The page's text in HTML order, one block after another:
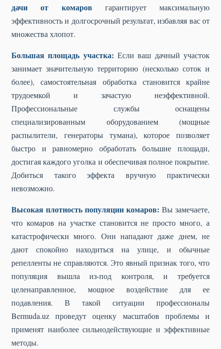
дачи от комаров гарантирует максимальную
эффективность и долгосрочный результат, избавляя вас от
множества хлопот.
Большая площадь участка: Если ваш дачный участок
занимает значительную территорию (несколько соток и
более), самостоятельная обработка становится крайне
трудоемкой и зачастую неэффективной.
Профессиональные службы оснащены
специализированным оборудованием (мощные
распылители, генераторы тумана), которое позволяет
быстро и равномерно обработать большие площади,
достигая каждого уголка и обеспечивая полное покрытие.
Добиться такого эффекта вручную практически
невозможно.
Высокая плотность популяции комаров: Вы замечаете,
что комаров на участке становится не просто много, а
катастрофически много. Они нападают даже днем, не
дают спокойно находиться на улице, и обычные
репелленты не справляются. Это явный признак того, что
популяция вышла из-под контроля, и требуется
целенаправленное, мощное воздействие для ее
подавления. В такой ситуации профессионалы
Bermuda.uz проведут оценку масштабов проблемы и
применят наиболее сильнодействующие и эффективные
методы.